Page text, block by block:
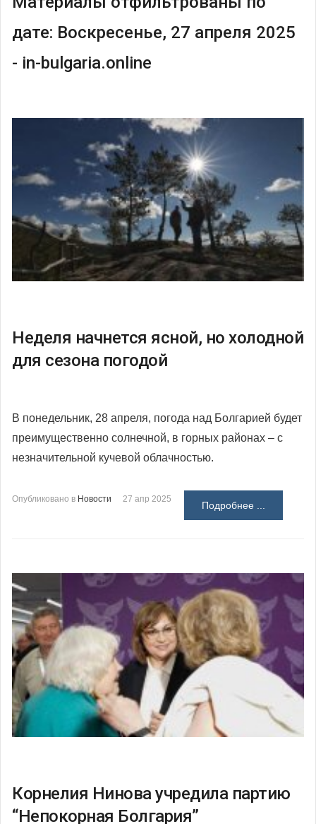
дате: Воскресенье, 27 апреля 2025
- in-bulgaria.online
Неделя начнется ясной, но холодной
для сезона погодой
В понедельник, 28 апреля, погода над Болгарией будет
преимущественно солнечной, в горных районах – с
незначительной кучевой облачностью.
Опубликовано в Новости 27 апр 2025
Подробнее ...
Корнелия Нинова учредила партию
“Непокорная Болгария”